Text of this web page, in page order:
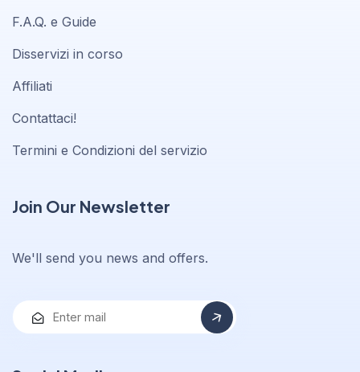
F.A.Q. e Guide
Disservizi in corso
Affiliati
Contattaci!
Termini e Condizioni del servizio
Join Our Newsletter
We'll send you news and offers.